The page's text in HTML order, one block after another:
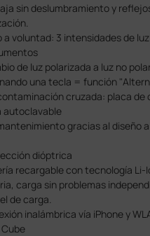
sin deslumbramiento y
a voluntad: 3 intensidades de luz
de luz polarizada a luz no
una tecla = función
cruzada: placa
autoclavable
gracias al diseño
dióptrica
recargable con tecnología Li-
carga sin problemas
de carga.
inalámbrica vía iPhone y
Cube